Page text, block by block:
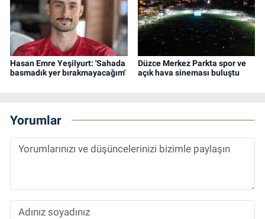
Hasan Emre Yeşilyurt: 'Sahada
basmadık yer bırakmayacağım'
Düzce Merkez Parkta spor ve
açık hava sineması buluştu
Yorumlar